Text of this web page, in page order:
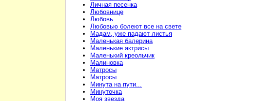
Личная песенка
Любовнице
Любовь
Любовью болеют все на свете
Мадам, уже падают листья
Маленькая балерина
Маленькие актрисы
Маленький креольчик
Малиновка
Матросы
Матросы
Минута на пути...
Минуточка
Моя звезда